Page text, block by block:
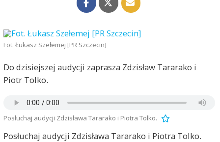
Fot. Łukasz Szełemej [PR Szczecin]
Do dzisiejszej audycji zaprasza Zdzisław Tararako i
Piotr Tolko.
Posłuchaj audycji Zdzisława Tararako i Piotra Tolko.
Posłuchaj audycji Zdzisława Tararako i Piotra Tolko.